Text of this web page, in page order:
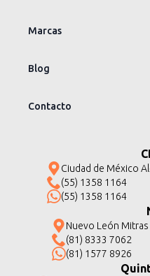
Marcas
Blog
Contacto
Ciudad de México
(55) 1358 1164
(55) 1358 1164
Nuevo León
(81) 8333 7062
(81) 1577 8926